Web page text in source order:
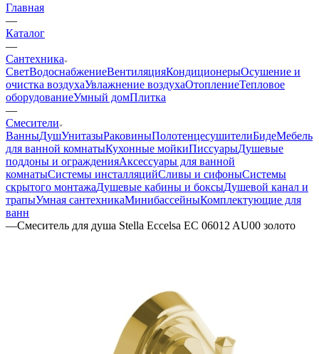
Главная
—
Каталог
—
Сантехника
СветВодоснабжениеВентиляцияКондиционерыОсушение и
очистка воздухаУвлажнение воздухаОтоплениеТепловое
оборудованиеУмный домПлитка
—
Смесители
ВанныДушУнитазыРаковиныПолотенцесушителиБидеМебель
для ванной комнатыКухонные мойкиПиссуарыДушевые
поддоны и огражденияАксессуары для ванной
комнатыСистемы инсталляцийСливы и сифоныСистемы
скрытого монтажаДушевые кабины и боксыДушевой канал и
трапыУмная сантехникаМинибассейныКомплектующие для
ванн
—Смеситель для душа Stella Eccelsa EC 06012 AU00 золото